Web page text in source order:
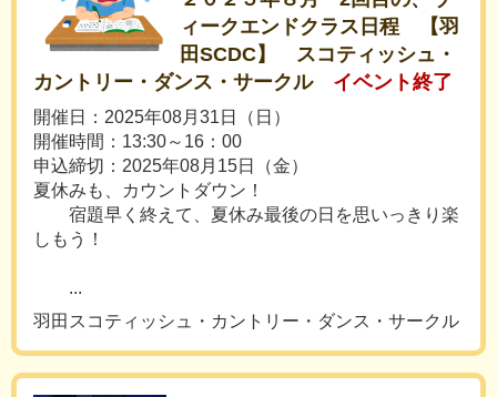
ィークエンドクラス日程 【羽
田SCDC】 スコティッシュ・
カントリー・ダンス・サークル
イベント終了
開催日：2025年08月31日（日）
開催時間：13:30～16：00
申込締切：2025年08月15日（金）
夏休みも、カウントダウン！
宿題早く終えて、夏休み最後の日を思いっきり楽
しもう！
...
羽田スコティッシュ・カントリー・ダンス・サークル